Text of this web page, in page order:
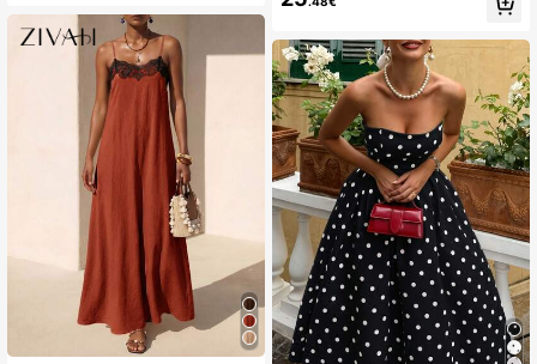
o con scollo all'americana e design